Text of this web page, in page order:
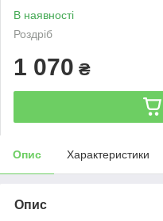
В наявності
Роздріб
1 070 ₴
Опис Характеристики
Опис